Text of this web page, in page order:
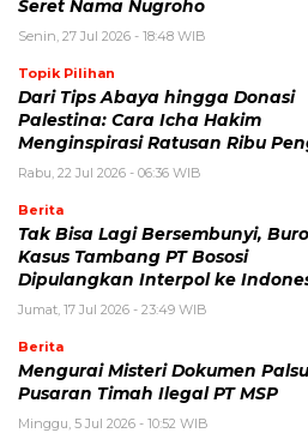
Seret Nama Nugroho
Senin, 27 Jul 2026 - 18:48 WIB
Topik Pilihan
Dari Tips Abaya hingga Donasi
Palestina: Cara Icha Hakim
Menginspirasi Ratusan Ribu
Rabu, 22 Jul 2026 - 06:36 WIB
Berita
Tak Bisa Lagi Bersembunyi,
Kasus Tambang PT Bososi
Dipulangkan Interpol ke
Jumat, 17 Jul 2026 - 23:49 WIB
Berita
Mengurai Misteri Dokumen
Pusaran Timah Ilegal PT MSP
Minggu, 5 Jul 2026 - 10:52 WIB